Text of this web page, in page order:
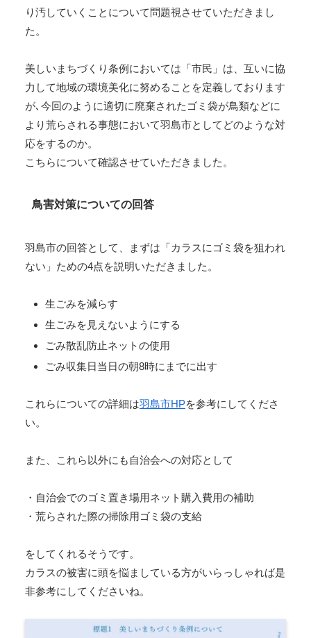
り汚していくことについて問題視させていただきまし
た。
美しいまちづくり条例においては「市民」は、互いに協
力して地域の環境美化に努めることを定義しております
が､今回のように適切に廃棄されたゴミ袋が鳥類などに
より荒らされる事態において羽島市としてどのような対
応をするのか。
こちらについて確認させていただきました。
鳥害対策についての回答
羽島市の回答として、まずは「カラスにゴミ袋を狙われ
ない」ための4点を説明いただきました。
生ごみを減らす
生ごみを見えないようにする
ごみ散乱防止ネットの使用
ごみ収集日当日の朝8時にまでに出す
これらについての詳細は羽島市HPを参考にしてくださ
い。
また、これら以外にも自治会への対応として
・自治会でのゴミ置き場用ネット購入費用の補助
・荒らされた際の掃除用ゴミ袋の支給
をしてくれるそうです。
カラスの被害に頭を悩ましている方がいらっしゃれば是
非参考にしてくださいね。